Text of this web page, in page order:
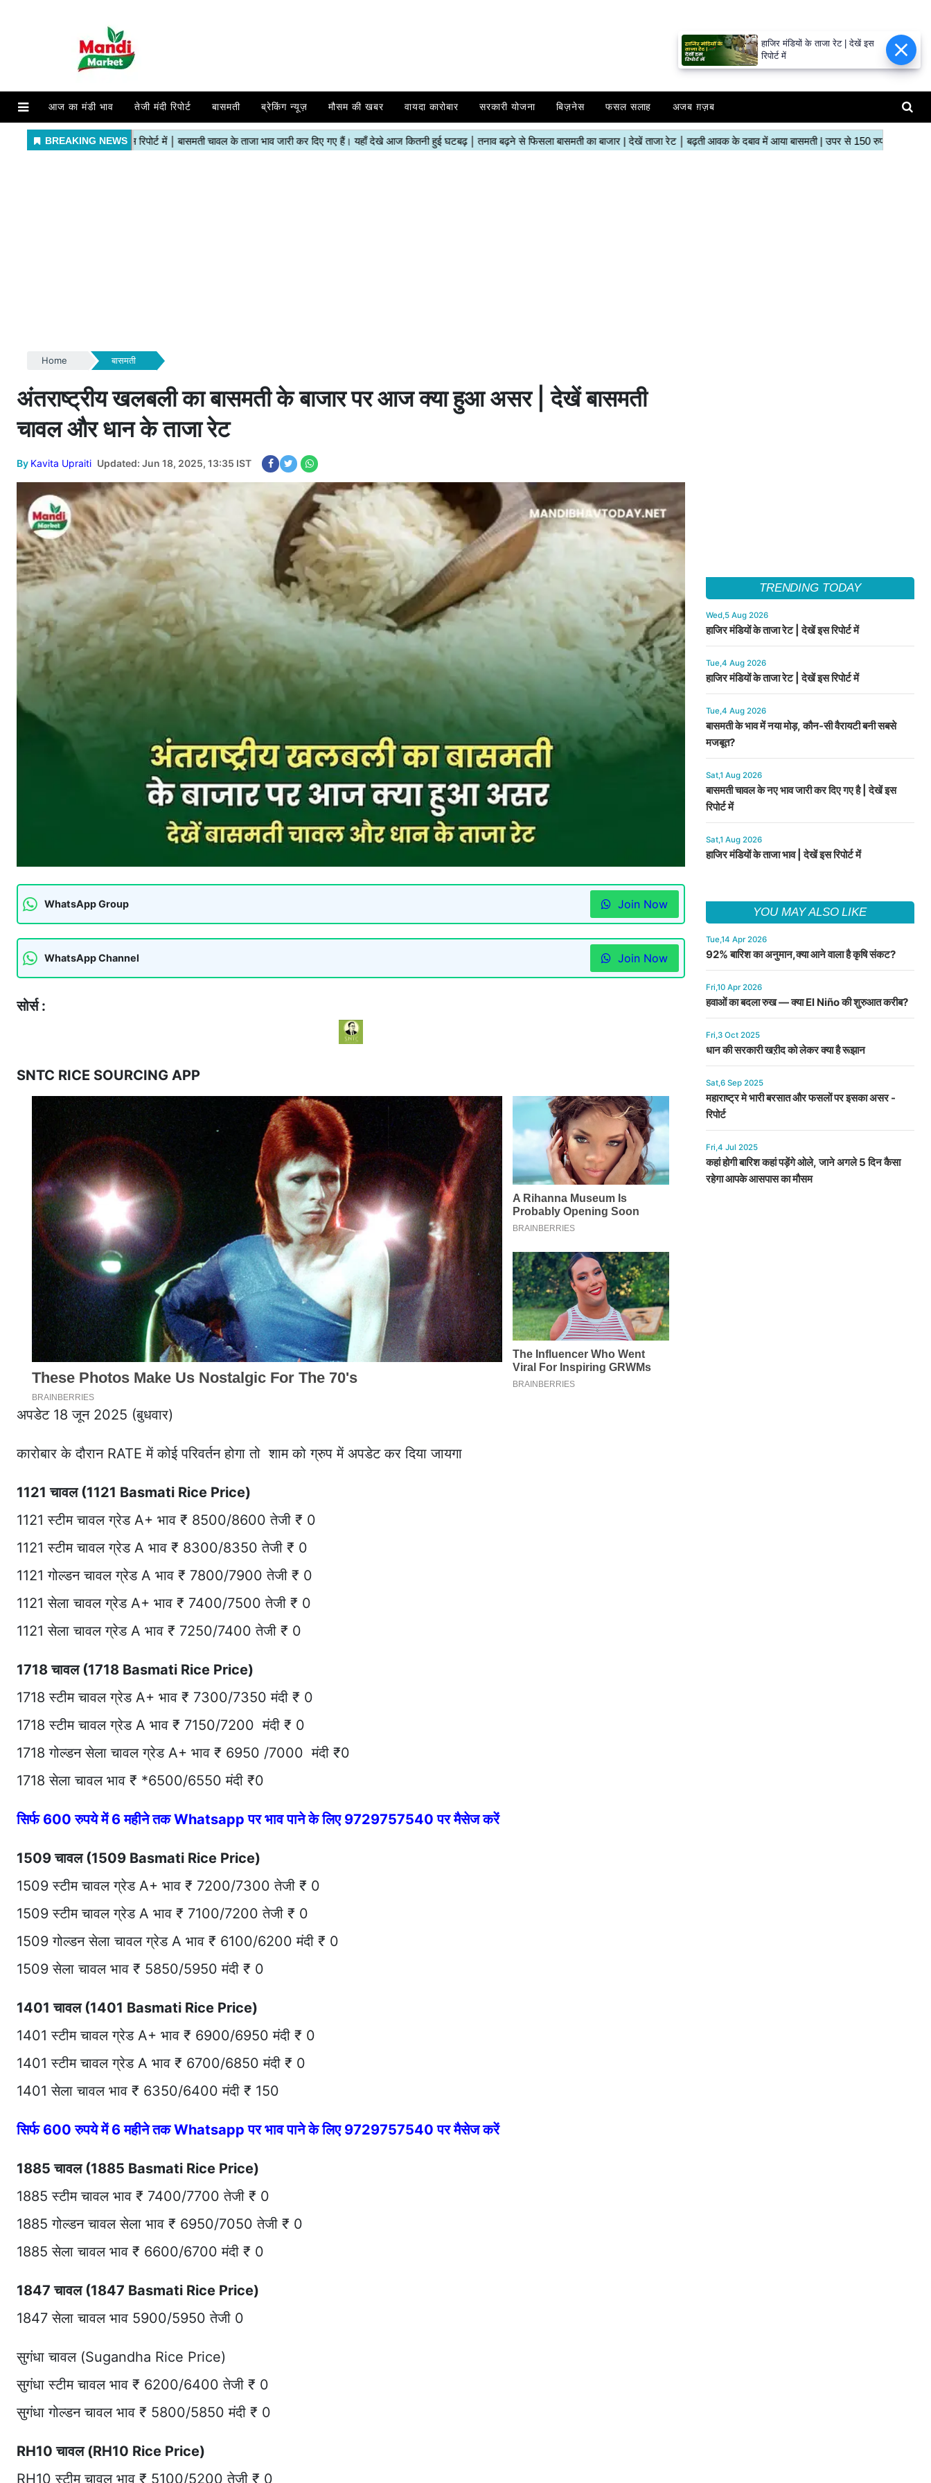
आज का मंडी भाव तेजी मंदी रिपोर्ट बासमती ब्रेकिंग न्यूज़ मौसम की खबर वायदा कारोबार सरकारी योजना बिज़नेस फसल सलाह अजब ग़ज़ब
Home बासमती
अंतराष्ट्रीय खलबली का बासमती के बाजार पर आज क्या हुआ असर | देखें बासमती
चावल और धान के ताजा रेट
By Kavita Upraiti Updated: Jun 18, 2025, 13:35 IST
WhatsApp Group Join Now
WhatsApp Channel Join Now
सोर्स :
SNTC RICE SOURCING APP
अपडेट 18 जून 2025 (बुधवार)
कारोबार के दौरान RATE में कोई परिवर्तन होगा तो शाम को ग्रुप में अपडेट कर दिया जायगा
1121 चावल (1121 Basmati Rice Price)
1121 स्टीम चावल ग्रेड A+ भाव ₹ 8500/8600 तेजी ₹ 0
1121 स्टीम चावल ग्रेड A भाव ₹ 8300/8350 तेजी ₹ 0
1121 गोल्डन चावल ग्रेड A भाव ₹ 7800/7900 तेजी ₹ 0
1121 सेला चावल ग्रेड A+ भाव ₹ 7400/7500 तेजी ₹ 0
1121 सेला चावल ग्रेड A भाव ₹ 7250/7400 तेजी ₹ 0
1718 चावल (1718 Basmati Rice Price)
1718 स्टीम चावल ग्रेड A+ भाव ₹ 7300/7350 मंदी ₹ 0
1718 स्टीम चावल ग्रेड A भाव ₹ 7150/7200 मंदी ₹ 0
1718 गोल्डन सेला चावल ग्रेड A+ भाव ₹ 6950 /7000 मंदी ₹0
1718 सेला चावल भाव ₹ *6500/6550 मंदी ₹0
सिर्फ 600 रुपये में 6 महीने तक Whatsapp पर भाव पाने के लिए 9729757540 पर मैसेज करें
1509 चावल (1509 Basmati Rice Price)
1509 स्टीम चावल ग्रेड A+ भाव ₹ 7200/7300 तेजी ₹ 0
1509 स्टीम चावल ग्रेड A भाव ₹ 7100/7200 तेजी ₹ 0
1509 गोल्डन सेला चावल ग्रेड A भाव ₹ 6100/6200 मंदी ₹ 0
1509 सेला चावल भाव ₹ 5850/5950 मंदी ₹ 0
1401 चावल (1401 Basmati Rice Price)
1401 स्टीम चावल ग्रेड A+ भाव ₹ 6900/6950 मंदी ₹ 0
1401 स्टीम चावल ग्रेड A भाव ₹ 6700/6850 मंदी ₹ 0
1401 सेला चावल भाव ₹ 6350/6400 मंदी ₹ 150
सिर्फ 600 रुपये में 6 महीने तक Whatsapp पर भाव पाने के लिए 9729757540 पर मैसेज करें
1885 चावल (1885 Basmati Rice Price)
1885 स्टीम चावल भाव ₹ 7400/7700 तेजी ₹ 0
1885 गोल्डन चावल सेला भाव ₹ 6950/7050 तेजी ₹ 0
1885 सेला चावल भाव ₹ 6600/6700 मंदी ₹ 0
1847 चावल (1847 Basmati Rice Price)
1847 सेला चावल भाव 5900/5950 तेजी 0
सुगंधा चावल (Sugandha Rice Price)
सुगंधा स्टीम चावल भाव ₹ 6200/6400 तेजी ₹ 0
सुगंधा गोल्डन चावल भाव ₹ 5800/5850 मंदी ₹ 0
RH10 चावल (RH10 Rice Price)
RH10 स्टीम चावल भाव ₹ 5100/5200 तेजी ₹ 0
TRENDING TODAY
Wed,5 Aug 2026
हाजिर मंडियों के ताजा रेट | देखें इस रिपोर्ट में
Tue,4 Aug 2026
हाजिर मंडियों के ताजा रेट | देखें इस रिपोर्ट में
Tue,4 Aug 2026
बासमती के भाव में नया मोड़, कौन-सी वैरायटी बनी सबसे
मजबूत?
Sat,1 Aug 2026
बासमती चावल के नए भाव जारी कर दिए गए है | देखें इस
रिपोर्ट में
Sat,1 Aug 2026
हाजिर मंडियों के ताजा भाव | देखें इस रिपोर्ट में
YOU MAY ALSO LIKE
Tue,14 Apr 2026
92% बारिश का अनुमान,क्या आने वाला है कृषि संकट?
Fri,10 Apr 2026
हवाओं का बदला रुख — क्या El Niño की शुरुआत करीब?
Fri,3 Oct 2025
धान की सरकारी खऱीद को लेकर क्या है रूझान
Sat,6 Sep 2025
महाराष्ट्र मे भारी बरसात और फसलों पर इसका असर -
रिपोर्ट
Fri,4 Jul 2025
कहां होगी बारिश कहां पड़ेंगे ओले, जाने अगले 5 दिन कैसा
रहेगा आपके आसपास का मौसम
हाजिर मंडियों के ताजा रेट | देखें इस
रिपोर्ट में